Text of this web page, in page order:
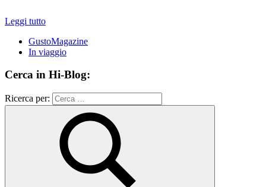
Leggi tutto
GustoMagazine
In viaggio
Cerca in Hi-Blog:
Ricerca per: